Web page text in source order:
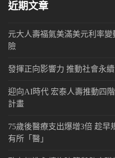
近期文章
元大人壽福氣美滿美元利率變
險
發揮正向影響力 推動社會永
迎向AI時代 宏泰人壽推動四
計畫
75歲後醫療支出爆增3倍 趁早
有所「醫」